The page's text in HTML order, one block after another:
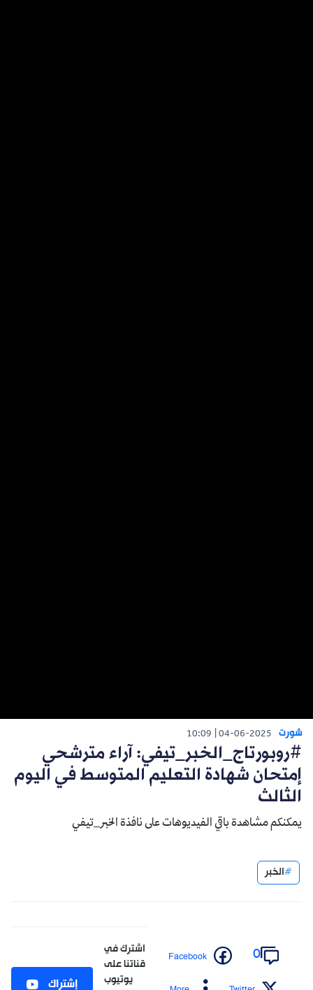
شورت 04-06-2025
10:09
#روبورتاج_الخبر_تيفي: آراء مترشحي
إمتحان شهادة التعليم المتوسط في اليوم
الثالث
يمكنكم مشاهدة باقي الفيديوهات على نافذة الخبر_تيفي
الخبر
0
Facebook
اشترك في
قناتنا على
يوتيوب
إشتراك